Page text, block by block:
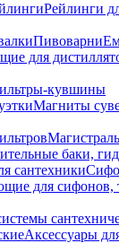
Рейлинги
Пивоварни
для
кувшины
Магниты
баки,
сантехники
для сифонов,
Аксессуары